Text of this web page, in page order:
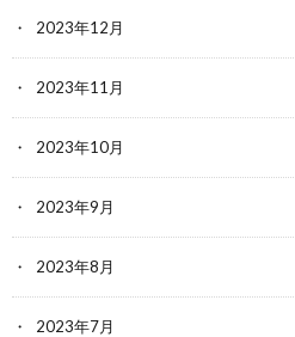
2023年12月
2023年11月
2023年10月
2023年9月
2023年8月
2023年7月